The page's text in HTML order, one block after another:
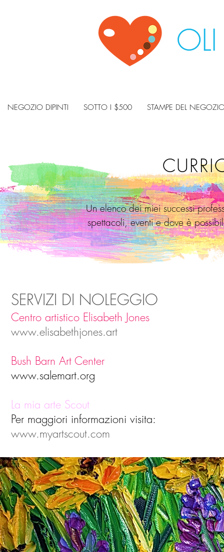
NEGOZIO DIPINTI SOTTO I $500 STAMPE DEL
Un elenco dei miei successi
spettacoli, eventi e dove è
SERVIZI DI NOLEGGIO
Centro artistico Elisabeth Jones
www.elisabethjones.art
Bush Barn Art Center
www.salemart.org
La mia arte Scout
Per maggiori informazioni visita:
www.myartscout.com